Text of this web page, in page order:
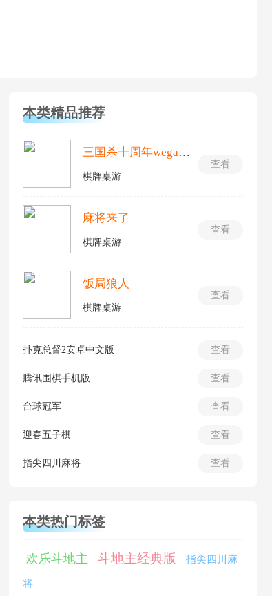
本类精品推荐
查看
三国杀十周年wegame手机版
棋牌桌游
查看
麻将来了
棋牌桌游
查看
饭局狼人
棋牌桌游
查看
扑克总督2安卓中文版
查看
腾讯围棋手机版
查看
台球冠军
查看
迎春五子棋
查看
指尖四川麻将
本类热门标签
欢乐斗地主 斗地主经典版 指尖四川麻
将